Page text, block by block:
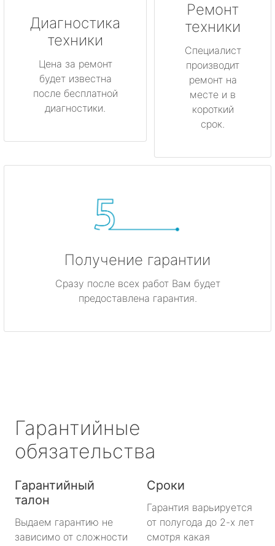
Диагностика
техники
Цена за ремонт
будет известна
после бесплатной
диагностики.
Ремонт
техники
Специалист
производит
ремонт на
месте и в
короткий
срок.
Получение гарантии
Сразу после всех работ Вам будет
предоставлена гарантия.
Гарантийные
обязательства
Гарантийный
талон
Выдаем гарантию не
зависимо от сложности
Сроки
Гарантия варьируется
от полугода до 2-х лет
смотря какая